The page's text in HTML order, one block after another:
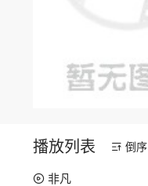
播放列表 倒序
非凡